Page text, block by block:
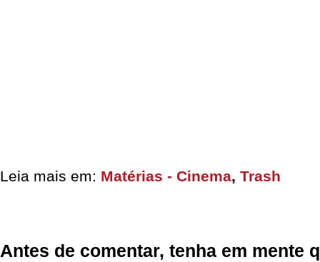
Leia mais em: Matérias - Cinema, Trash
Antes de comentar, tenha em mente